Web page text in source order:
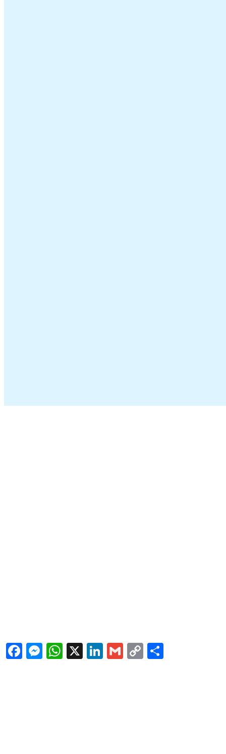
Facebook
Messenger
WhatsApp
X LinkedIn
GmailCopy